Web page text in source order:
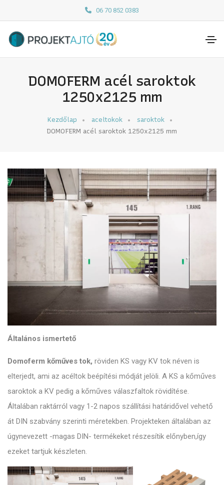
06 70 852 0383
DOMOFERM acél saroktok
1250x2125 mm
Kezdőlap aceltokok
saroktok
DOMOFERM acél saroktok 1250x2125 mm
Általános ismertető
Domoferm kőműves tok, röviden KS vagy KV tok néven is
elterjedt, ami az acéltok beépítési módját jelöli. A KS a kőműves
saroktok a KV pedig a kőműves válaszfaltok rövidítése.
Általában raktárról vagy 1-2 napos szállítási határidővel vehető
át DIN szabvány szerinti méretekben. Projekteken általában az
úgynevezett -magas DIN- termékeket részesítik előnyben,így
ezeket tartjuk készleten.